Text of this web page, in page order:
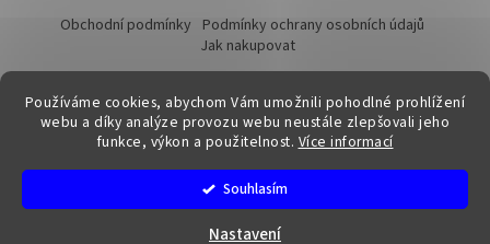
Používáme cookies, abychom Vám umožnili pohodlné prohlížení
webu a díky analýze provozu webu neustále zlepšovali jeho
funkce, výkon a použitelnost. Více informací
Souhlasím
Nastavení
Obchodní podmínky Podmínky ochrany osobních údajů
Jak nakupovat
Vytvořil Shoptet